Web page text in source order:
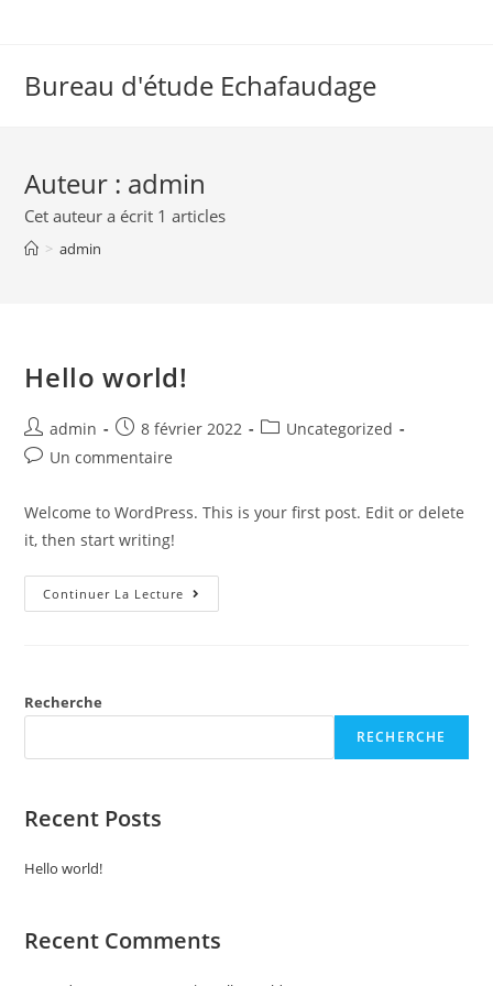
Bureau d'étude Echafaudage
Auteur : admin
Cet auteur a écrit 1 articles
> admin
Hello world!
Post
author:
admin
Post
published:
8 février 2022
PostUncategorized
PostUn commentaire
Welcome to WordPress. This is your first post. Edit or delete
it, then start writing!
Continuer La Lecture Hello
World!
Recherche
RECHERCHE
Recent Posts
Hello world!
Recent Comments